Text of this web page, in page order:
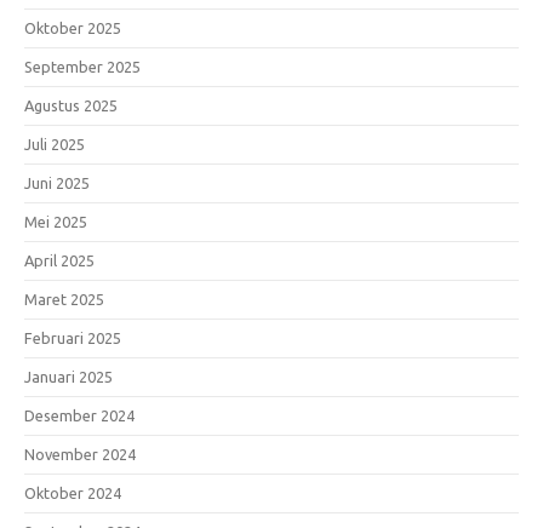
Oktober 2025
September 2025
Agustus 2025
Juli 2025
Juni 2025
Mei 2025
April 2025
Maret 2025
Februari 2025
Januari 2025
Desember 2024
November 2024
Oktober 2024